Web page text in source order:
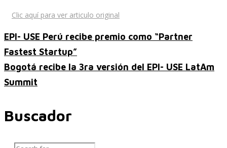
Firma Electrónica con DocuSign
SAP SuccessFactors Training Education
Express Packages
Clic aquí para ver articulo original
EPI- USE Perú recibe premio como “Partner
Fastest Startup”
Bogotá recibe la 3ra versión del EPI- USE LatAm
Summit
Buscador